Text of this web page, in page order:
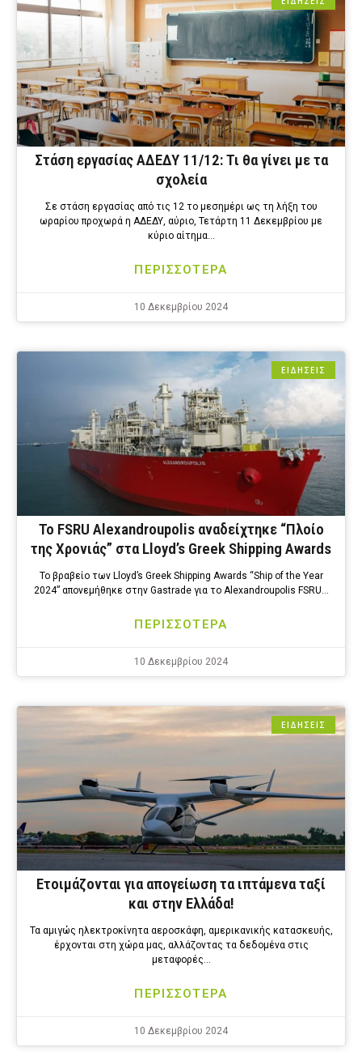
Στάση εργασίας ΑΔΕΔΥ 11/12: Τι θα γίνει με τα
σχολεία
Σε στάση εργασίας από τις 12 το μεσημέρι ως τη λήξη του
ωραρίου προχωρά η ΑΔΕΔΥ, αύριο, Τετάρτη 11 Δεκεμβρίου με
κύριο αίτημα…
ΠΕΡΙΣΣΟΤΕΡΑ
10 Δεκεμβρίου 2024
ΕΙΔΗΣΕΙΣ
Το FSRU Alexandroupolis αναδείχτηκε “Πλοίο
της Χρονιάς” στα Lloyd’s Greek Shipping Awards
Το βραβείο των Lloyd’s Greek Shipping Awards “Ship of the Year
2024” απονεμήθηκε στην Gastrade για το Alexandroupolis FSRU…
ΠΕΡΙΣΣΟΤΕΡΑ
10 Δεκεμβρίου 2024
ΕΙΔΗΣΕΙΣ
Ετοιμάζονται για απογείωση τα ιπτάμενα ταξί
και στην Ελλάδα!
Τα αμιγώς ηλεκτροκίνητα αεροσκάφη, αμερικανικής κατασκευής,
έρχονται στη χώρα μας, αλλάζοντας τα δεδομένα στις
μεταφορές…
ΠΕΡΙΣΣΟΤΕΡΑ
10 Δεκεμβρίου 2024